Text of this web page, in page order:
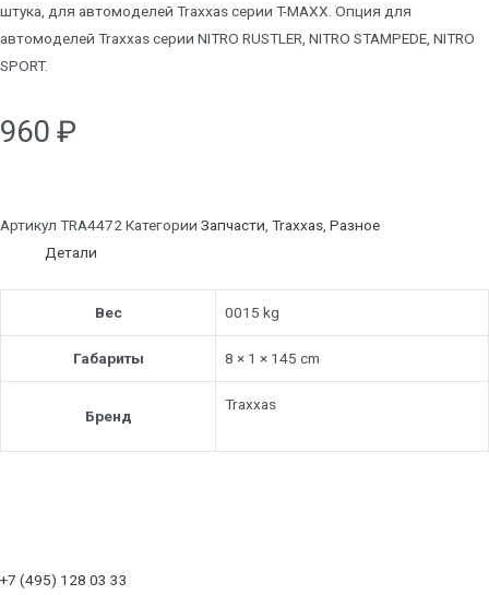
штука, для автомоделей Traxxas серии T-MAXX. Опция для
автомоделей Traxxas серии NITRO RUSTLER, NITRO STAMPEDE, NITRO
SPORT.
960 ₽
Артикул TRA4472Категории Запчасти, Traxxas, Разное
Детали
Вес 0015 kg
Габариты 8 × 1 × 145 cm
Бренд
Traxxas
+7 (495) 128 03 33